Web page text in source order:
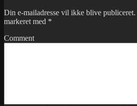
Din e-mailadresse vil ikke blive publiceret.
markeret med *
Comment